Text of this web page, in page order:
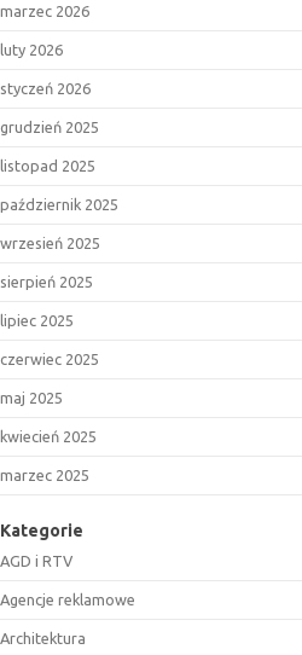
marzec 2026
luty 2026
styczeń 2026
grudzień 2025
listopad 2025
październik 2025
wrzesień 2025
sierpień 2025
lipiec 2025
czerwiec 2025
maj 2025
kwiecień 2025
marzec 2025
Kategorie
AGD i RTV
Agencje reklamowe
Architektura